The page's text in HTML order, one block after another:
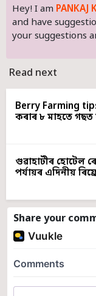
Hey! I am PANKAJ
and have
your suggestions
Read next
Berry Farming
কৰাৰ ৮ মাহতে
গুৱাহাটীৰ হোটেল
পৰ্যায়ৰ এদিনীয়
Share your